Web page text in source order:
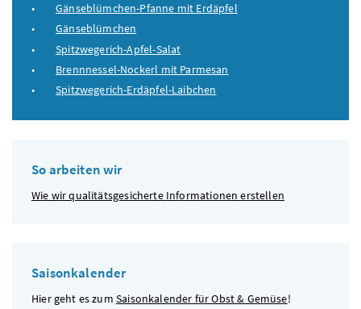
Gänseblümchen-Pfanne mit Erdäpfel
Gänseblümchen
Spitzwegerich-Apfel-Salat
Brennnessel-Nockerl mit Parmesan
Spitzwegerich-Erdäpfel-Laibchen
So arbeiten wir
Wie wir qualitätsgesicherte Informationen erstellen
Saisonkalender
Hier geht es zum Saisonkalender für Obst & Gemüse!